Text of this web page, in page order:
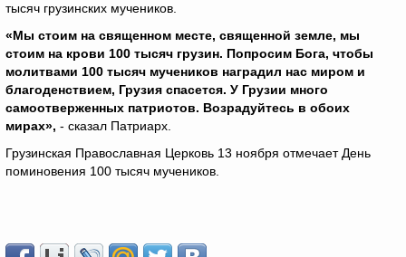
тысяч грузинских мучеников.
«Мы стоим на священном месте, священной земле, мы
стоим на крови 100 тысяч грузин. Попросим Бога, чтобы
молитвами 100 тысяч мучеников наградил нас миром и
благоденствием, Грузия спасется. У Грузии много
самоотверженных патриотов. Возрадуйтесь в обоих
мирах», - сказал Патриарх.
Грузинская Православная Церковь 13 ноября отмечает День
поминовения 100 тысяч мучеников.